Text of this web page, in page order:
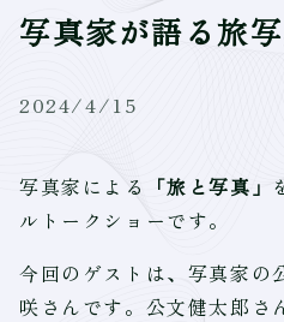
写真家が語る旅
2024/4/15
写真家による 「旅と写真」
ルトークショーです。
今回のゲストは、写真家の
咲さんです。公文健太郎さ